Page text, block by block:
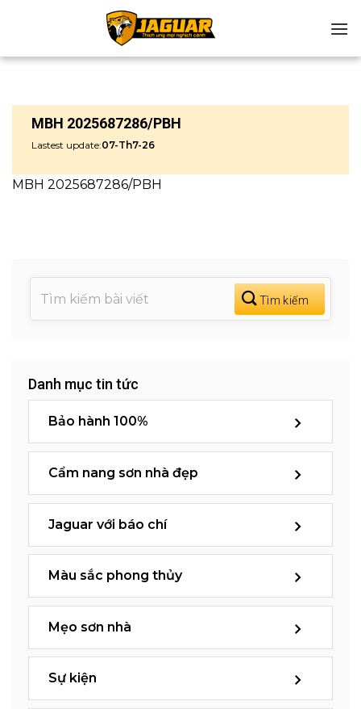
MBH 2025687286/PBH
Lastest update:07-Th7-26
MBH 2025687286/PBH
Danh mục tin tức
Bảo hành 100%
Cẩm nang sơn nhà đẹp
Jaguar với báo chí
Màu sắc phong thủy
Mẹo sơn nhà
Sự kiện